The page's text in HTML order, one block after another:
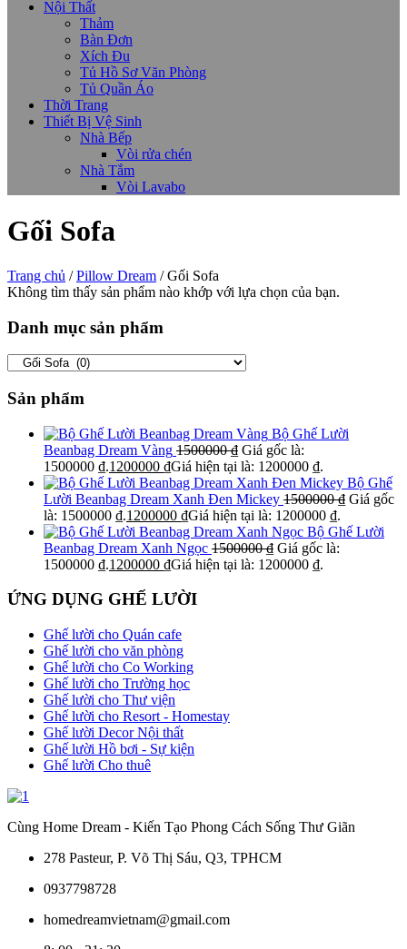
Nội Thất
Thảm
Bàn Đơn
Xích Đu
Tủ Hồ Sơ Văn Phòng
Tủ Quần Áo
Thời Trang
Thiết Bị Vệ Sinh
Nhà Bếp
Vòi rửa chén
Nhà Tắm
Vòi Lavabo
Gối Sofa
Trang chủ /Pillow Dream / Gối Sofa
Không tìm thấy sản phẩm nào khớp với lựa chọn của bạn.
Danh mục sản phẩm
Sản phẩm
Bộ Ghế Lười
Beanbag Dream Vàng 1500000₫ Giá gốc là:
1500000 ₫.1200000 ₫Giá hiện tại là: 1200000 ₫.
Bộ Ghế
Lười Beanbag Dream Xanh Đen Mickey 1500000₫ Giá gốc
là: 1500000 ₫.1200000 ₫Giá hiện tại là: 1200000 ₫.
Bộ Ghế Lười
Beanbag Dream Xanh Ngọc 1500000₫ Giá gốc là:
1500000 ₫.1200000 ₫Giá hiện tại là: 1200000 ₫.
ỨNG DỤNG GHẾ LƯỜI
Ghế lười cho Quán cafe
Ghế lười cho văn phòng
Ghế lười cho Co Working
Ghế lười cho Trường học
Ghế lười cho Thư viện
Ghế lười cho Resort - Homestay
Ghế lười Decor Nội thất
Ghế lười Hồ bơi - Sự kiện
Ghế lười Cho thuê
Cùng Home Dream - Kiến Tạo Phong Cách Sống Thư Giãn
278 Pasteur, P. Võ Thị Sáu, Q3, TPHCM
0937798728
homedreamvietnam@gmail.com